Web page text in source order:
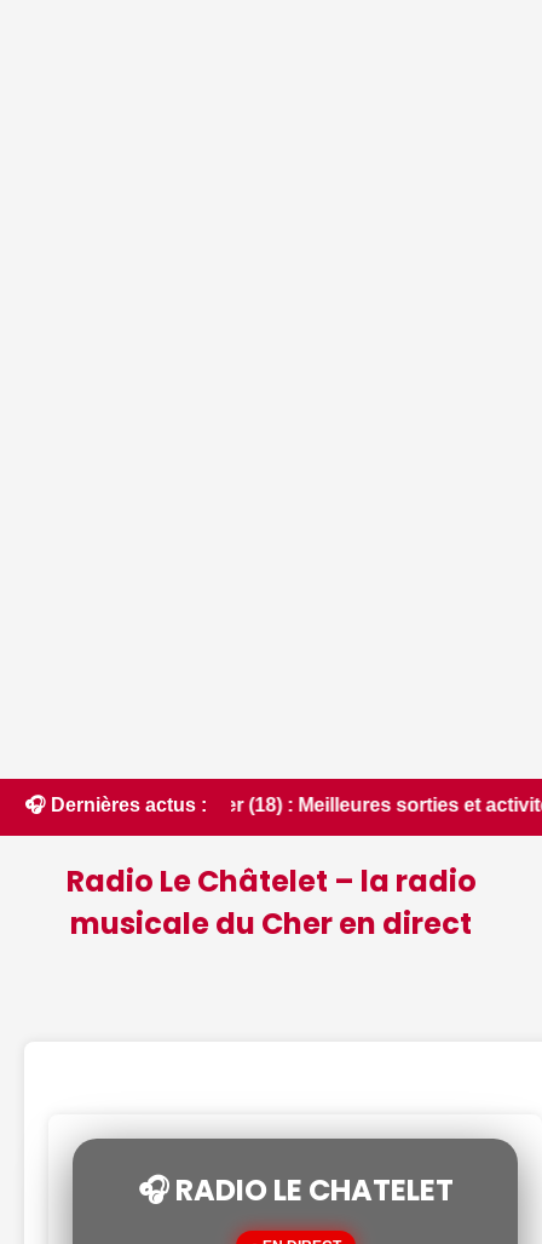
🎧 Dernières actus :
(18) : Meilleures sorties et activités à faire du
Radio Le Châtelet – la radio
musicale du Cher en direct
🎧 RADIO LE CHATELET